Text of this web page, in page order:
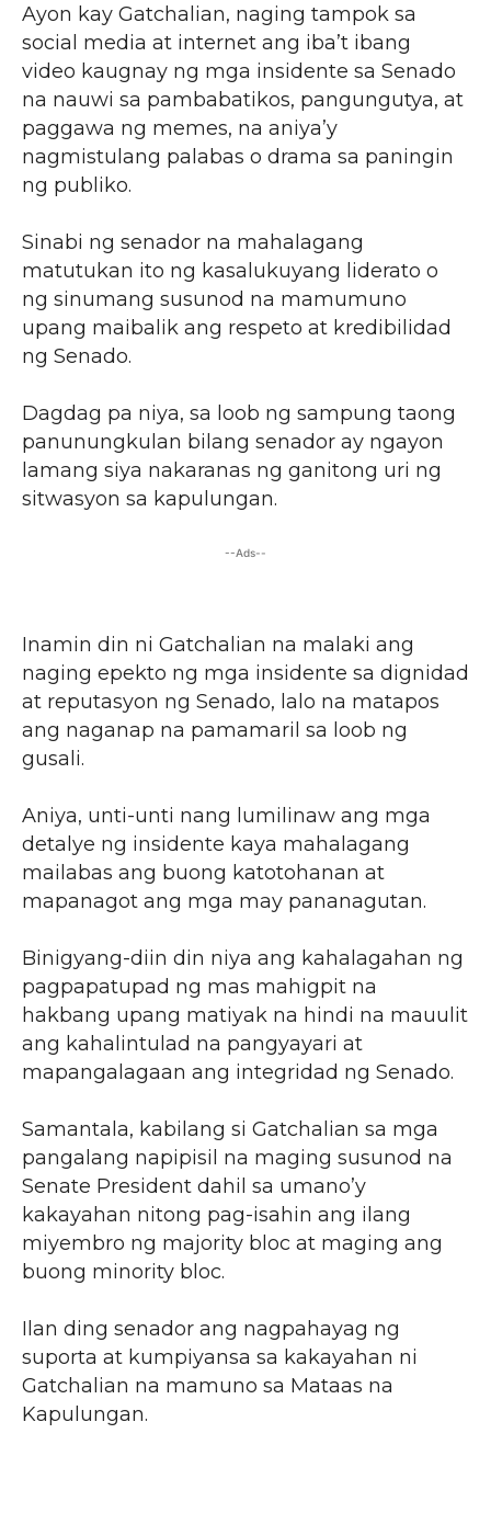
Ayon kay Gatchalian, naging tampok sa
social media at internet ang iba’t ibang
video kaugnay ng mga insidente sa Senado
na nauwi sa pambabatikos, pangungutya, at
paggawa ng memes, na aniya’y
nagmistulang palabas o drama sa paningin
ng publiko.
Sinabi ng senador na mahalagang
matutukan ito ng kasalukuyang liderato o
ng sinumang susunod na mamumuno
upang maibalik ang respeto at kredibilidad
ng Senado.
Dagdag pa niya, sa loob ng sampung taong
panunungkulan bilang senador ay ngayon
lamang siya nakaranas ng ganitong uri ng
sitwasyon sa kapulungan.
--Ads--
Inamin din ni Gatchalian na malaki ang
naging epekto ng mga insidente sa dignidad
at reputasyon ng Senado, lalo na matapos
ang naganap na pamamaril sa loob ng
gusali.
Aniya, unti-unti nang lumilinaw ang mga
detalye ng insidente kaya mahalagang
mailabas ang buong katotohanan at
mapanagot ang mga may pananagutan.
Binigyang-diin din niya ang kahalagahan ng
pagpapatupad ng mas mahigpit na
hakbang upang matiyak na hindi na mauulit
ang kahalintulad na pangyayari at
mapangalagaan ang integridad ng Senado.
Samantala, kabilang si Gatchalian sa mga
pangalang napipisil na maging susunod na
Senate President dahil sa umano’y
kakayahan nitong pag-isahin ang ilang
miyembro ng majority bloc at maging ang
buong minority bloc.
Ilan ding senador ang nagpahayag ng
suporta at kumpiyansa sa kakayahan ni
Gatchalian na mamuno sa Mataas na
Kapulungan.